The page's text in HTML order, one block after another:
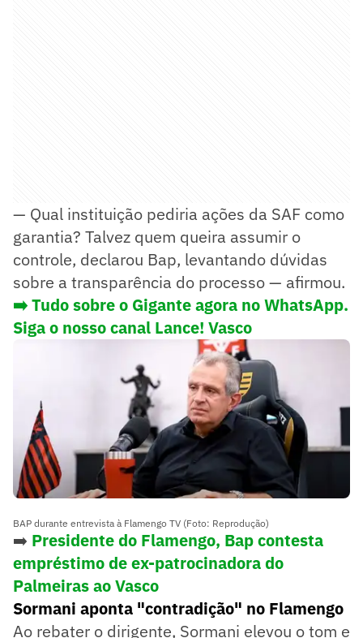
— Qual instituição pediria ações da SAF como
garantia? Talvez quem queira assumir o
controle, declarou Bap, levantando dúvidas
sobre a transparência do processo — afirmou.
➡️ Tudo sobre o Gigante agora no WhatsApp.
Siga o nosso canal Lance! Vasco
BAP durante entrevista à Flamengo TV (Foto: Reprodução)
➡️ Presidente do Flamengo, Bap contesta
empréstimo de ex-patrocinadora do
Palmeiras ao Vasco
Sormani aponta "contradição" no Flamengo
Ao rebater o dirigente, Sormani elevou o tom e